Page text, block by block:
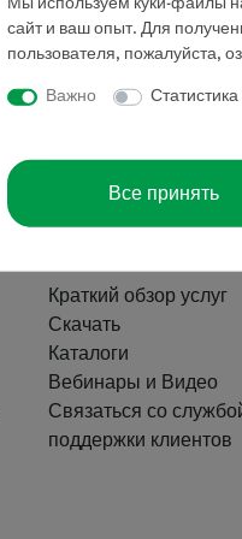
Краткий обзор услуг
Скачать
Каталоги
Вебинары и Видео
Связаться со
поддержки клиентов
Мы используем куки-файлы
сайт и ваш опыт. Для
пользователя, пожалуйста,
Важно Статистика
Все принять